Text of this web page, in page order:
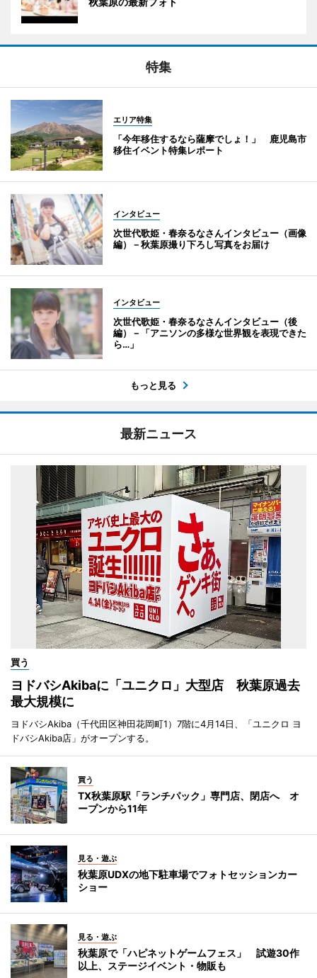
特集
エリア特集
「今年移住するなら薩摩でしょ！」 鹿児島市
移住イベント特集レポート
インタビュー
次世代歌姫・春奈るなさんインタビュー（画像
編）－秋葉原撮り下ろし写真をお届け
インタビュー
次世代歌姫・春奈るなさんインタビュー（後
編）－「アニソンの多様な世界観を表現できた
ら…」
もっと見る
最新ニュース
買う
ヨドバシAkibaに「ユニクロ」大型店 秋葉原過去
最大規模に
ヨドバシAkiba（千代田区神田花岡町1）7階に4月14日、「ユニクロ ヨ
ドバシAkiba店」がオープンする。
買う
TX秋葉原駅「ランチパック」専門店、閉店へ オ
ープンから11年
見る・遊ぶ
秋葉原UDXの地下駐車場でフォトセッションカー
ショー
見る・遊ぶ
秋葉原で「ハピネットゲームフェス」 試遊30作
以上、ステージイベント・物販も